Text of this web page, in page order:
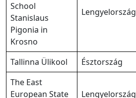
School
Stanislaus
Pigonia in
Krosno
Lengyelország
Tallinna Ülikool Észtország
The East
European State
Lengyelország